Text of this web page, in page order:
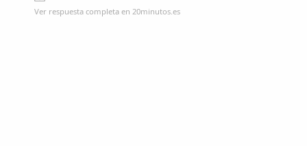
Ver respuesta completa en 20minutos.es